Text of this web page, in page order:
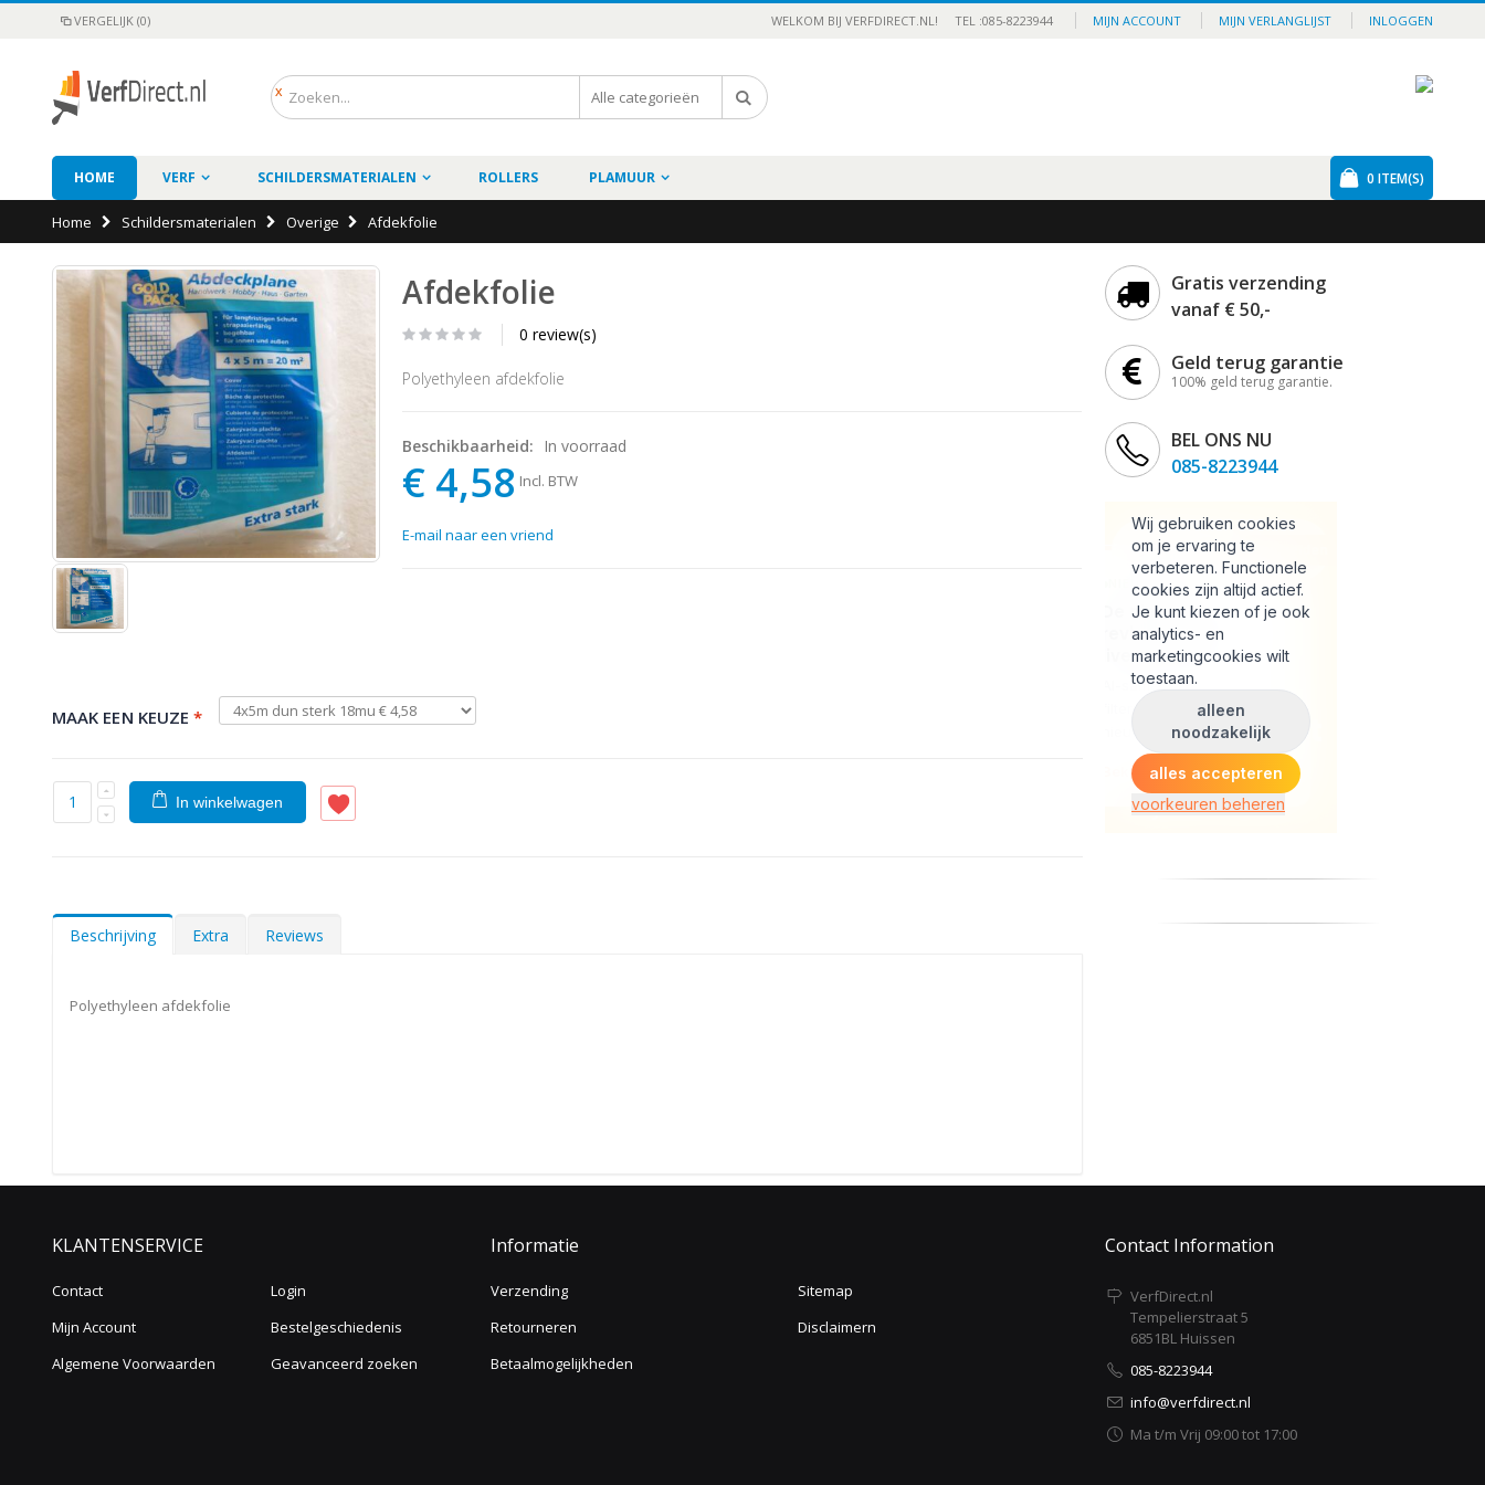
VERGELIJK (0) MIJN ACCOUNT MIJN VERLANGLIJST INLOGGEN
WELKOM BIJ VERFDIRECT.NL! TEL :085-8223944
0 ITEM(S)
HOME VERF SCHILDERSMATERIALEN ROLLERS PLAMUUR
Home Schildersmaterialen Overige Afdekfolie
Afdekfolie
0 review(s)
Polyethyleen afdekfolie
Beschikbaarheid: In voorraad
€ 4,58 Incl. BTW
E-mail naar een vriend
MAAK EEN KEUZE *
In winkelwagen
Beschrijving Extra Reviews
Polyethyleen afdekfolie
Gratis verzending
vanaf € 50,-
Geld terug garantie
100% geld terug garantie.
BEL ONS NU
085-8223944
KLANTENSERVICE
Contact
Mijn Account
Algemene Voorwaarden
Login
Bestelgeschiedenis
Geavanceerd zoeken
Informatie
Verzending
Retourneren
Betaalmogelijkheden
Sitemap
Disclaimern
Contact Information
VerfDirect.nl
Tempelierstraat 5
6851BL Huissen
085-8223944
info@verfdirect.nl
Ma t/m Vrij 09:00 tot 17:00